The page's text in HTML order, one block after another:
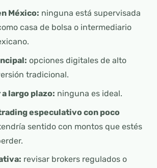
México: ninguna está supervisada
casa de bolsa o intermediario
opciones digitales de alto
tradicional.
largo plazo: ninguna es ideal.
especulativo con poco
sentido con montos que estés
revisar brokers regulados o